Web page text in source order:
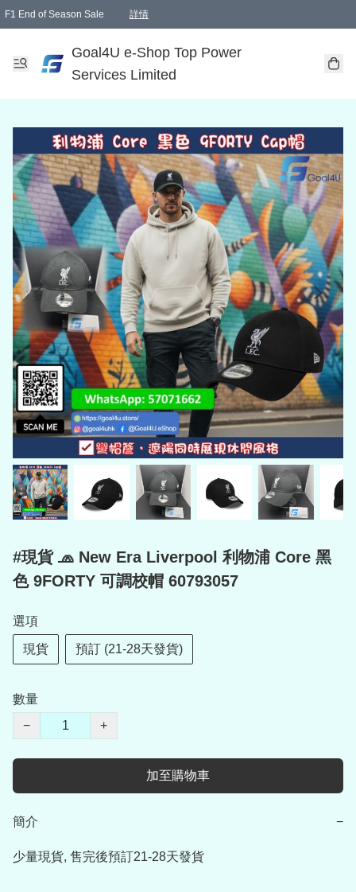
F1 End of Season Sale 詳情
Goal4U e-Shop Top Power
Services Limited
#現貨 🧢 New Era Liverpool 利物浦 Core 黑
色 9FORTY 可調校帽 60793057
選項
現貨 預訂 (21-28天發貨)
數量
−
+
加至購物車
簡介 −
少量現貨, 售完後預訂21-28天發貨